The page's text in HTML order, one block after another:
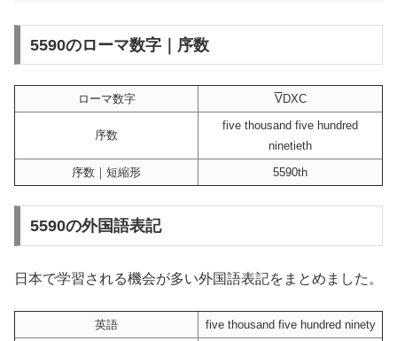
5590のローマ数字｜序数
ローマ数字 VDXC
序数
five thousand five hundred
ninetieth
序数｜短縮形
5590th
5590の外国語表記
日本で学習される機会が多い外国語表記をまとめました。
英語
five thousand five hundred ninety